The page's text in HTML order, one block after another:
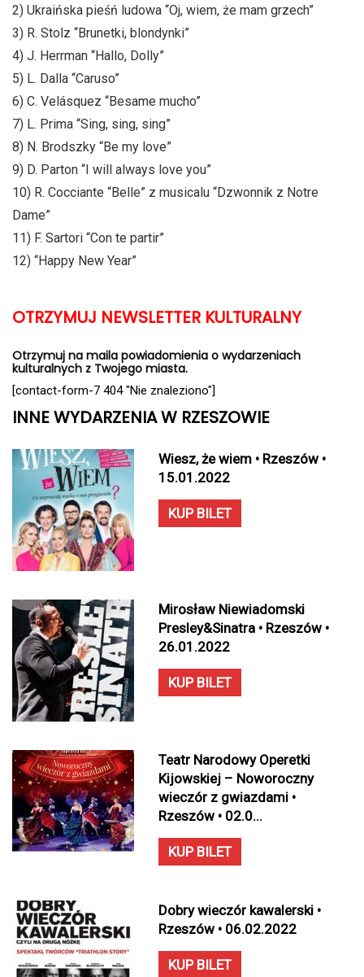
2) Ukraińska pieśń ludowa “Oj, wiem, że mam grzech”
3) R. Stolz “Brunetki, blondynki”
4) J. Herrman “Hallo, Dolly”
5) L. Dalla “Caruso”
6) C. Velásquez “Besame mucho”
7) L. Prima “Sing, sing, sing”
8) N. Brodszky “Be my love”
9) D. Parton “I will always love you”
10) R. Cocciante “Belle” z musicalu “Dzwonnik z Notre
Dame”
11) F. Sartori “Con te partir”
12) “Happy New Year”
OTRZYMUJ NEWSLETTER KULTURALNY
Otrzymuj na maila powiadomienia o wydarzeniach
kulturalnych z Twojego miasta.
[contact-form-7 404 "Nie znaleziono"]
INNE WYDARZENIA W RZESZOWIE
Wiesz, że wiem • Rzeszów •
15.01.2022
KUP BILET
Mirosław Niewiadomski
Presley&Sinatra • Rzeszów •
26.01.2022
KUP BILET
Teatr Narodowy Operetki
Kijowskiej – Noworoczny
wieczór z gwiazdami •
Rzeszów • 02.0...
KUP BILET
Dobry wieczór kawalerski •
Rzeszów • 06.02.2022
KUP BILET